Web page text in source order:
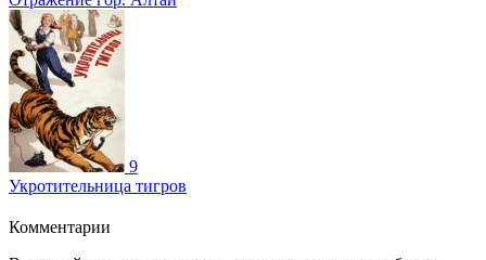
9
Укротительница тигров
Комментарии